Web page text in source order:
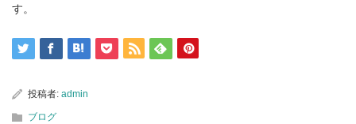
す。
投稿者: admin
ブログ